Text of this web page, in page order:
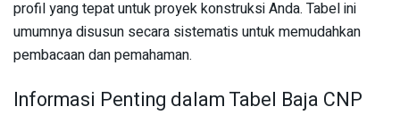
profil yang tepat untuk proyek konstruksi Anda. Tabel ini
umumnya disusun secara sistematis untuk memudahkan
pembacaan dan pemahaman.
Informasi Penting dalam Tabel Baja CNP